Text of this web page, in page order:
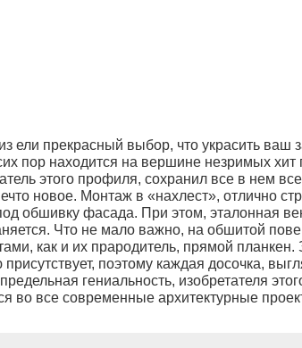
ели прекрасный выбор, что украсить ваш
пор находится на вершине незримых хит
этого профиля, сохранил все в нем
новое. Монтаж в «нахлест», отлично
обшивку фасада. При этом, эталонная
Что не мало важно, на обшитой
как и их прародитель, прямой
присутствует, поэтому каждая досочка,
гениальность, изобретателя
во все современные архитектурные